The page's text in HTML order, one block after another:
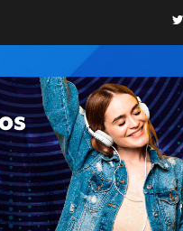
Libro de
Burelli eleva sus
velas en
REGIONALES ÚLTIMA
Margarita será
de Programa
“Cuidadores
para aprender a
atender adultos
mayores